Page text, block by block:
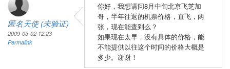
匿名天使 (未验证)
2009-03-02 12:23
Permalink
你好，我想请问8月中旬北京飞芝加
哥，半年往返的机票价格，直飞，两
张，现在能查到么？
如果现在太早，没有具体的价格，能
不能提供以往这个时间的价格大概是
多少。谢谢！